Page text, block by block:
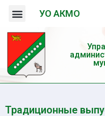
УО АКМО
Традиционные